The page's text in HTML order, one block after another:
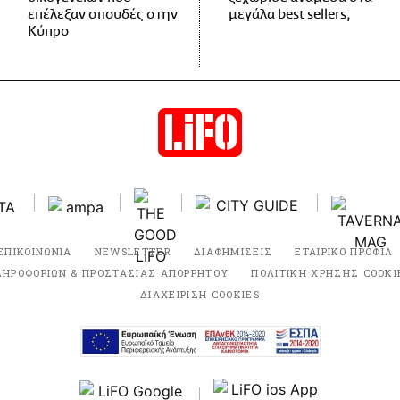
επέλεξαν σπουδές στην
Κύπρο
μεγάλα best sellers;
NEWSLETTER ΔΙΑΦΗΜΙΣΕΙΣ
ΕΤΑΙΡΙΚΟ ΠΡΟΦΙΛ
& ΠΡΟΣΤΑΣΙΑΣ ΑΠΟΡΡΗΤΟΥ
ΠΟΛΙΤΙΚΗ ΧΡΗΣΗΣ
ΔΙΑΧΕΙΡΙΣΗ COOKIES